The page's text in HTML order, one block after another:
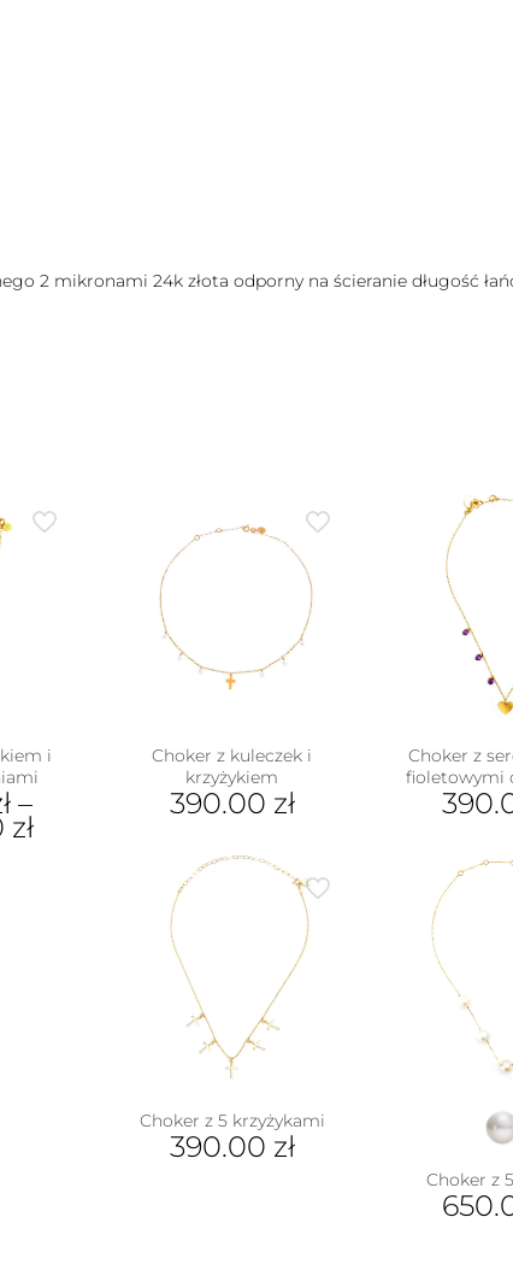
2 mikronami 24k złota odporny na ścieranie długość
i
–
zł
Choker z kuleczek i
krzyżykiem
390.00 zł
Choker z
fioletowymi
Choker z 5 krzyżykami
390.00 zł
Choker z